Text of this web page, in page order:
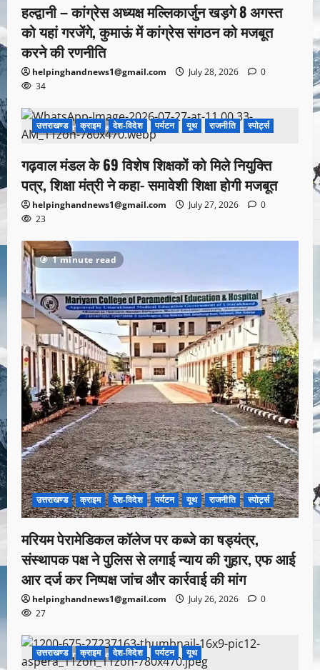
हल्द्वानी – कांग्रेस अध्यक्ष मल्लिकार्जुन खड़गे 8 अगस्त
को यहां गरजेंगे, कुमाऊं में कांग्रेस संगठन को मजबूत
करने की रणनीति
helpinghandnews1@gmail.com July 28, 2026
0
34
1 minute read
उत्तराखण्ड क्राइम देश-विदेश पर्यटन यूथ राजनीति स्पोर्ट्स
गढ़वाल मंडल के 69 विशेष शिक्षकों को मिले नियुक्ति
पत्र, शिक्षा मंत्री ने कहा- समावेशी शिक्षा होगी मजबूत
helpinghandnews1@gmail.com July 27, 2026
0
23
1 minute read
उत्तराखण्ड क्राइम देश-विदेश पर्यटन यूथ राजनीति स्पोर्ट्स
मरियम पेरामेडिकल कॉलेज पर कब्जे का षड्यंत्र,
संस्थापक पक्ष ने पुलिस से लगाई न्याय की गुहार, एफ आई
आर दर्ज कर निष्पक्ष जांच और कार्रवाई की मांग
helpinghandnews1@gmail.com July 26, 2026
0
27
1 minute read
उत्तराखण्ड क्राइम देश-विदेश पर्यटन यूथ